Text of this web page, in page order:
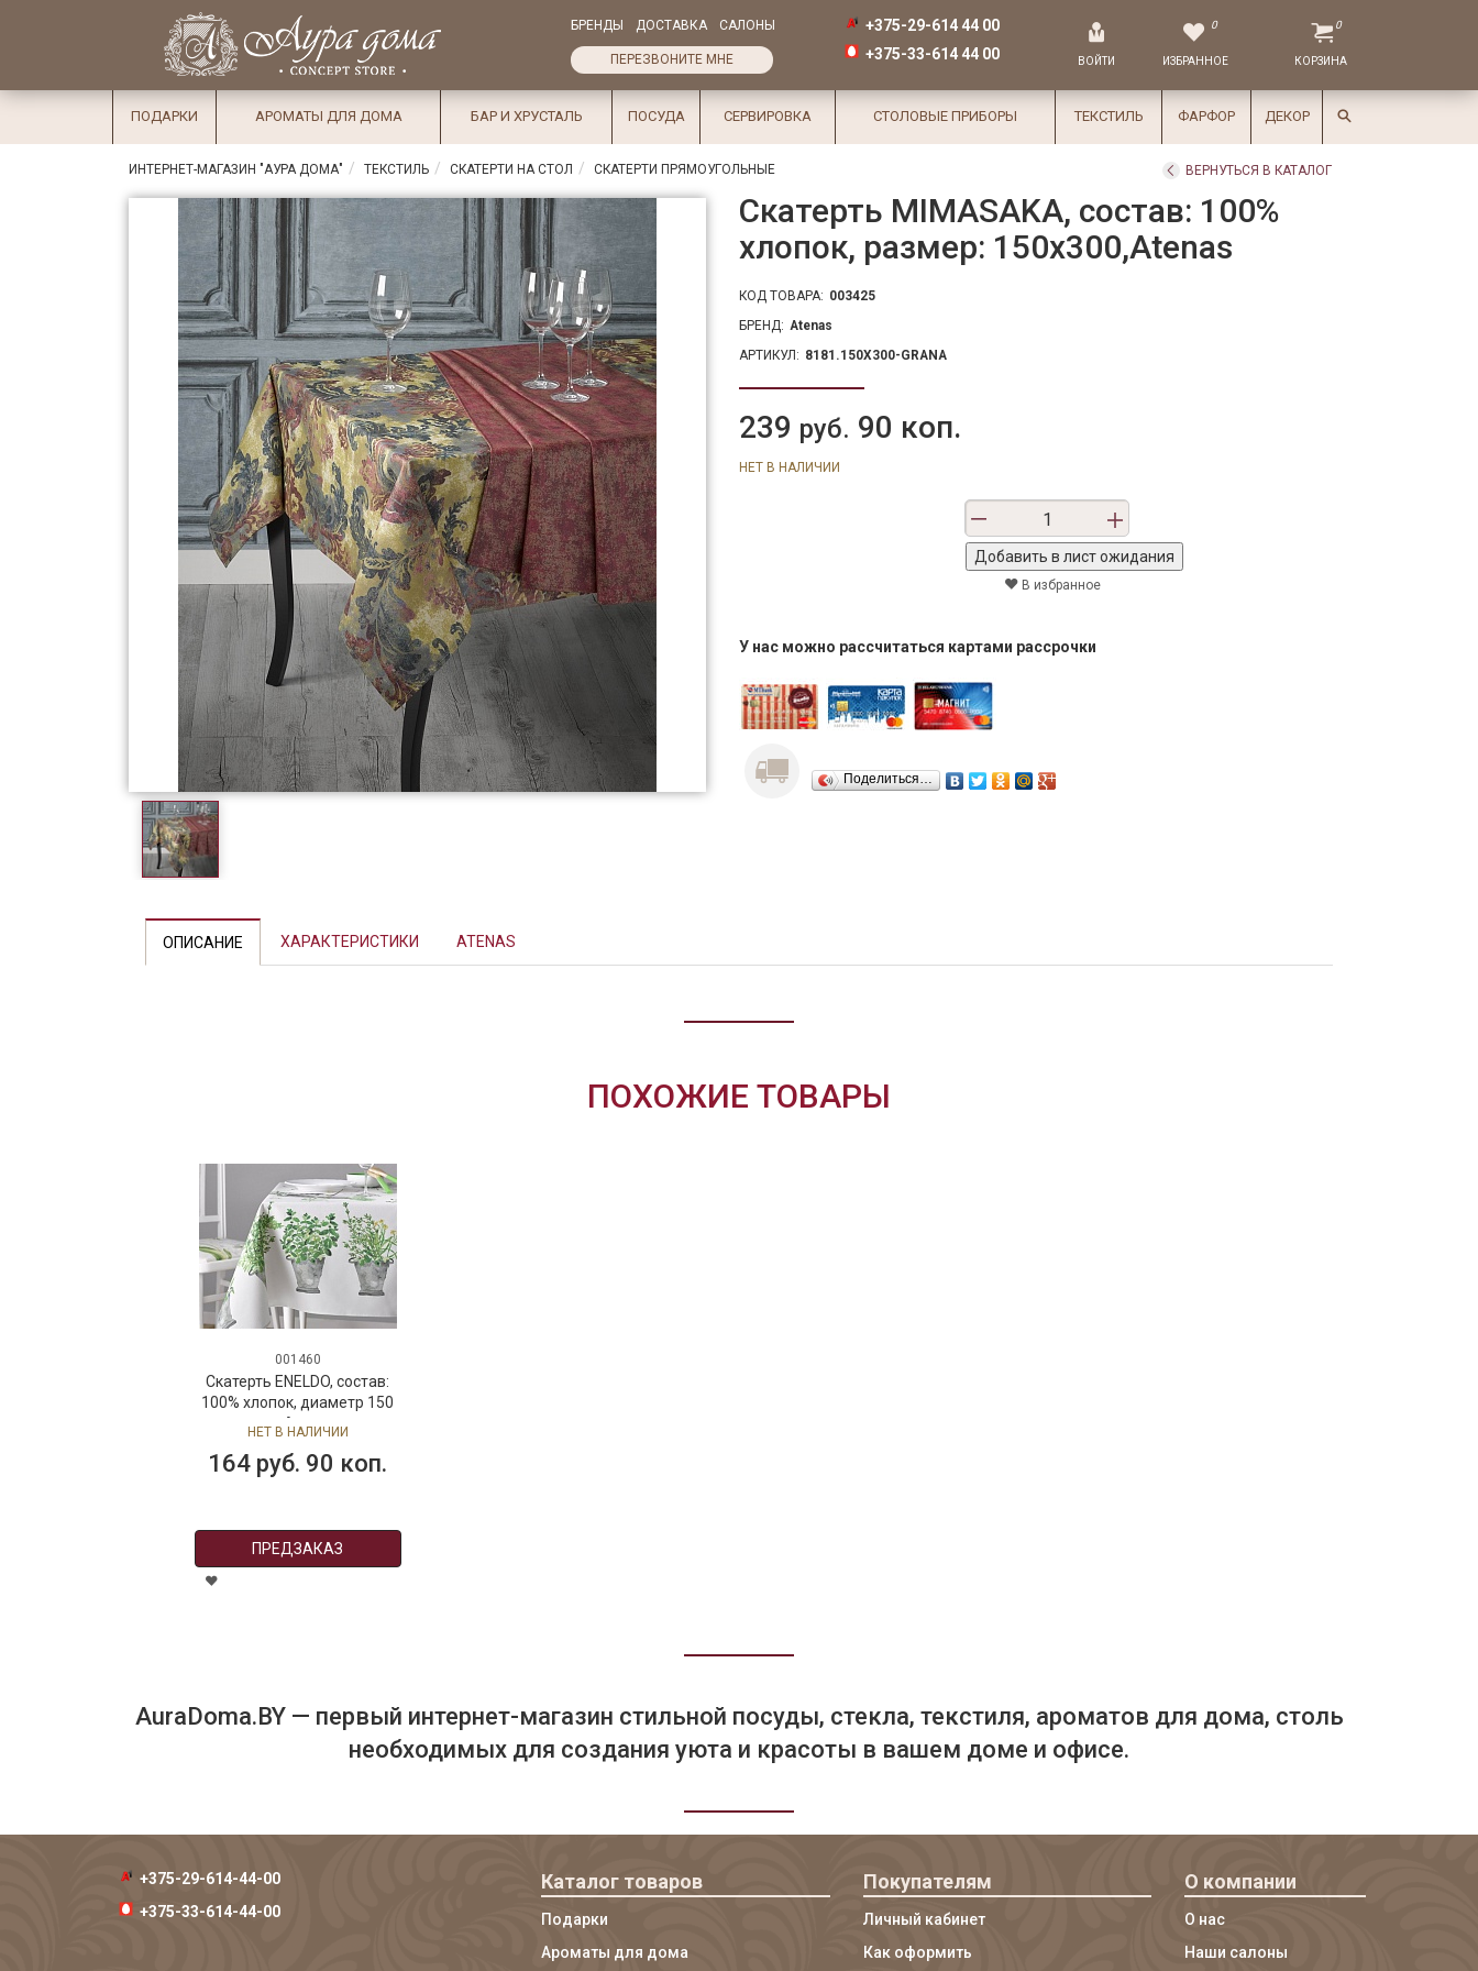
Избранное
×
СалоныДоставка
Оплата
Подарки
Ароматы
для дома
БРЕНДЫ ДОСТАВКА САЛОНЫ
ПЕРЕЗВОНИТЕ МНЕ
+375-29-614 44 00
+375-33-614 44 00
ВОЙТИ
0
ИЗБРАННОЕ
0
КОРЗИНА
ПОДАРКИ АРОМАТЫ ДЛЯ ДОМА БАР И ХРУСТАЛЬ ПОСУДА СЕРВИРОВКА СТОЛОВЫЕ ПРИБОРЫ ТЕКСТИЛЬ ФАРФОР ДЕКОР
ИНТЕРНЕТ-МАГАЗИН "АУРА ДОМА" ТЕКСТИЛЬ СКАТЕРТИ НА СТОЛ СКАТЕРТИ ПРЯМОУГОЛЬНЫЕ ВЕРНУТЬСЯ В КАТАЛОГ
Скатерть MIMASAKA, состав: 100%
хлопок, размер: 150х300,Atenas
КОД ТОВАРА: 003425
БРЕНД: Atenas
АРТИКУЛ: 8181.150X300-GRANA
239 руб. 90 коп.
НЕТ В НАЛИЧИИ
В избранное
У нас можно рассчитаться картами рассрочки
Поделиться…
ОПИСАНИЕ ХАРАКТЕРИСТИКИ ATENAS
ПОХОЖИЕ ТОВАРЫ
001460
Скатерть ENELDO, состав:
100% хлопок, диаметр 150
см,Atenas
НЕТ В НАЛИЧИИ
164 руб. 90 коп.
ПРЕДЗАКАЗ
AuraDoma.BY — первый интернет-магазин стильной посуды, стекла, текстиля, ароматов для дома, столь
необходимых для создания уюта и красоты в вашем доме и офисе.
+375-29-614-44-00
+375-33-614-44-00
Каталог товаров
Подарки
Ароматы для дома
Покупателям
Личный кабинет
Как оформить
О компании
О нас
Наши салоны